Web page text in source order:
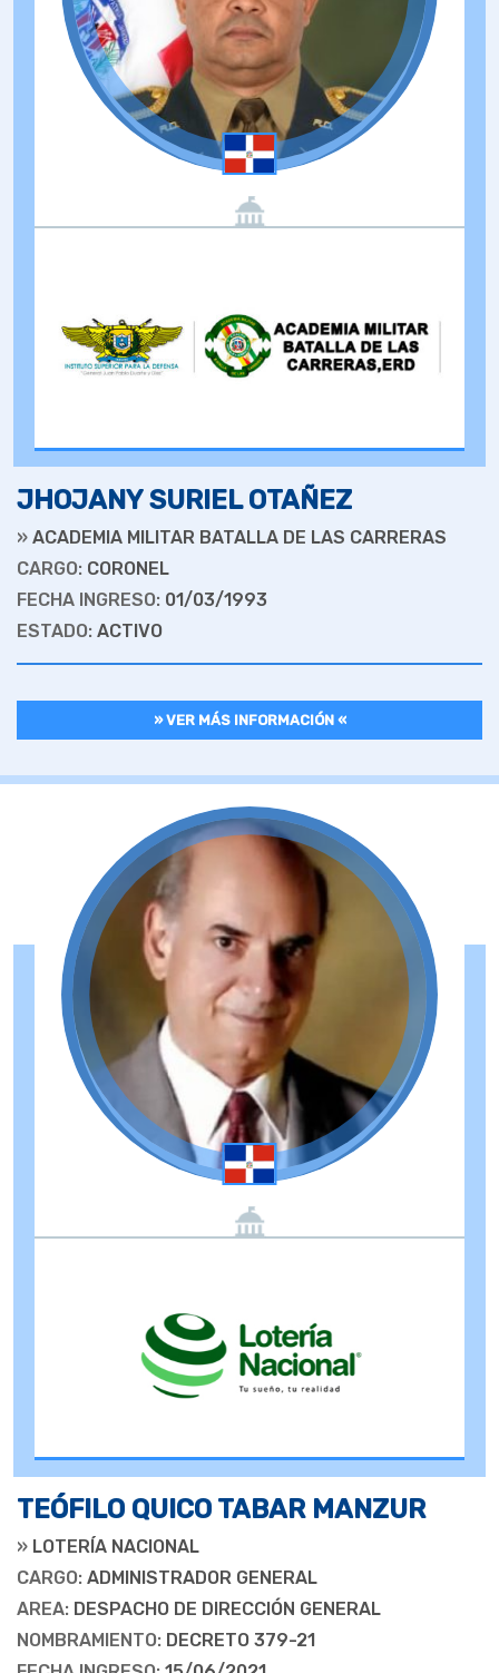
JHOJANY SURIEL OTAÑEZ
» ACADEMIA MILITAR BATALLA DE LAS CARRERAS
CARGO: CORONEL
FECHA INGRESO: 01/03/1993
ESTADO: ACTIVO
» VER MÁS INFORMACIÓN «
TEÓFILO QUICO TABAR MANZUR
» LOTERÍA NACIONAL
CARGO: ADMINISTRADOR GENERAL
AREA: DESPACHO DE DIRECCIÓN GENERAL
NOMBRAMIENTO: DECRETO 379-21